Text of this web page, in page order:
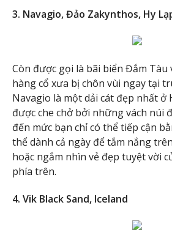
3. Navagio, Đảo Zakynthos, Hy
Còn được gọi là bãi biển Đắm Tàu
hàng cổ xưa bị chôn vùi ngay tại
Navagio là một dải cát đẹp nhất ở
được che chở bởi những vách núi
đến mức bạn chỉ có thể tiếp cận
thể dành cả ngày để tắm nắng
hoặc ngắm nhìn vẻ đẹp tuyệt vời
phía trên.
4. Vik Black Sand, Iceland